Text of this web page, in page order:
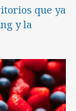
que ya
y la